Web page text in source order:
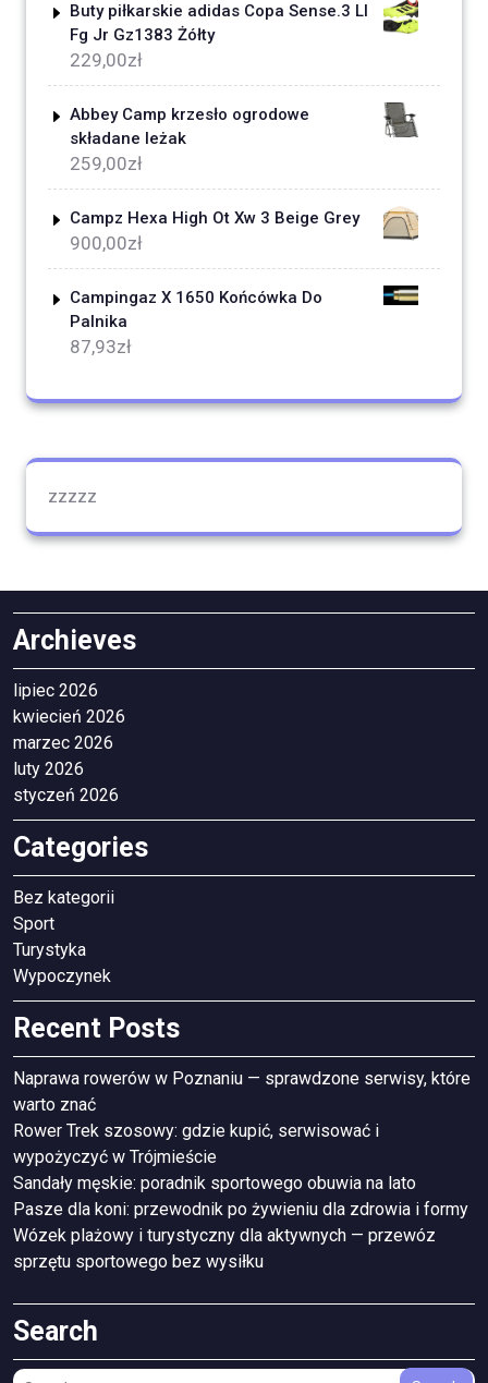
Buty piłkarskie adidas Copa Sense.3 Ll
Fg Jr Gz1383 Żółty
229,00zł
Abbey Camp krzesło ogrodowe
składane leżak
259,00zł
Campz Hexa High Ot Xw 3 Beige Grey
900,00zł
Campingaz X 1650 Końcówka Do
Palnika
87,93zł
zzzzz
Archieves
lipiec 2026
kwiecień 2026
marzec 2026
luty 2026
styczeń 2026
Categories
Bez kategorii
Sport
Turystyka
Wypoczynek
Recent Posts
Naprawa rowerów w Poznaniu — sprawdzone serwisy, które
warto znać
Rower Trek szosowy: gdzie kupić, serwisować i
wypożyczyć w Trójmieście
Sandały męskie: poradnik sportowego obuwia na lato
Pasze dla koni: przewodnik po żywieniu dla zdrowia i formy
Wózek plażowy i turystyczny dla aktywnych — przewóz
sprzętu sportowego bez wysiłku
Search